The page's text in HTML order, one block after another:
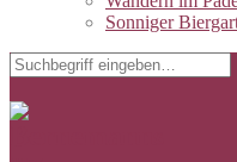
Sonniger